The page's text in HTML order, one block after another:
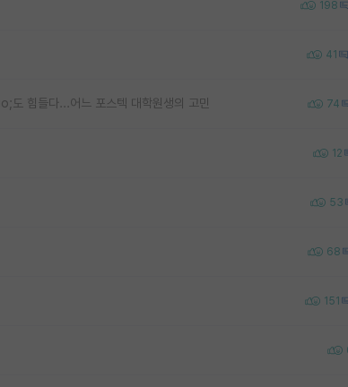
198
41
힘들다...어느 포스텍 대학원생의 고민 74
12
53
68
151